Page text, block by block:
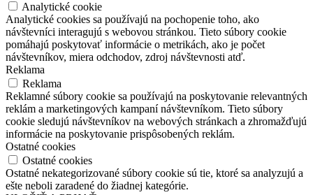
Analytické cookie
Analytické cookies sa používajú na pochopenie toho, ako
návštevníci interagujú s webovou stránkou. Tieto súbory cookie
pomáhajú poskytovať informácie o metrikách, ako je počet
návštevníkov, miera odchodov, zdroj návštevnosti atď.
Reklama
Reklama
Reklamné súbory cookie sa používajú na poskytovanie relevantných
reklám a marketingových kampaní návštevníkom. Tieto súbory
cookie sledujú návštevníkov na webových stránkach a zhromažďujú
informácie na poskytovanie prispôsobených reklám.
Ostatné cookies
Ostatné cookies
Ostatné nekategorizované súbory cookie sú tie, ktoré sa analyzujú a
ešte neboli zaradené do žiadnej kategórie.